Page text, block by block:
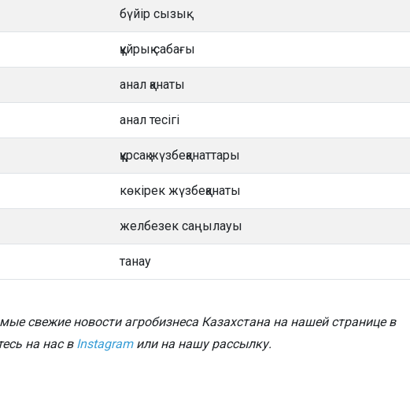
бүйір сызық
құйрық сабағы
анал қанаты
анал тесігі
құрсақ жүзбеқанаттары
көкірек жүзбеқанаты
желбезек саңылауы
танау
свежие новости агробизнеса Казахстана на нашей странице в
на нас в Instagramили на нашу рассылку.